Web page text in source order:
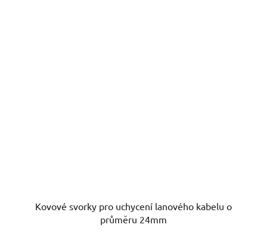
Kovové svorky pro uchycení lanového kabelu o
průměru 24mm